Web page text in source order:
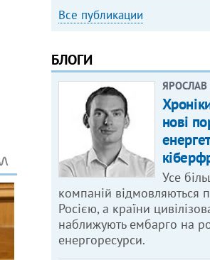
Все публикации
БЛОГИ
нові
Усе
компаній відмовляються
Росією, а країни
наближують ембарго на
енергоресурси.